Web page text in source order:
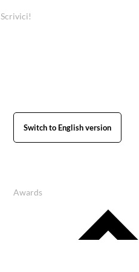
Scrivici!
Switch to English version
Awards